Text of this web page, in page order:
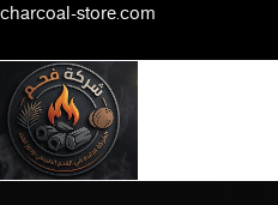
content
store.com